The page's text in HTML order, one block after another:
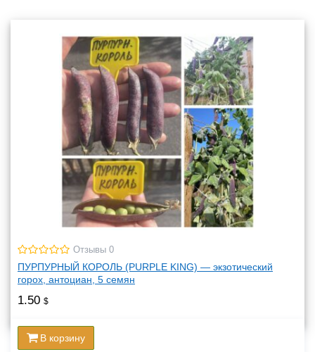
Отзывы 0
ПУРПУРНЫЙ КОРОЛЬ (PURPLE KING) — экзотический
горох, антоциан, 5 семян
1.50 $
В корзину